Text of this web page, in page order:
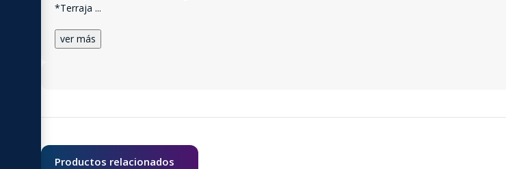
*Terraja ...
ver más
Productos relacionados
FINALIZÁ TU COMPRA